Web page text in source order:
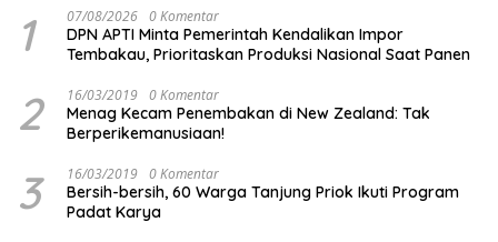
1 07/08/2026 0 Komentar
DPN APTI Minta Pemerintah Kendalikan Impor
Tembakau, Prioritaskan Produksi Nasional Saat Panen
2 16/03/2019 0 Komentar
Menag Kecam Penembakan di New Zealand: Tak
Berperikemanusiaan!
3 16/03/2019 0 Komentar
Bersih-bersih, 60 Warga Tanjung Priok Ikuti Program
Padat Karya